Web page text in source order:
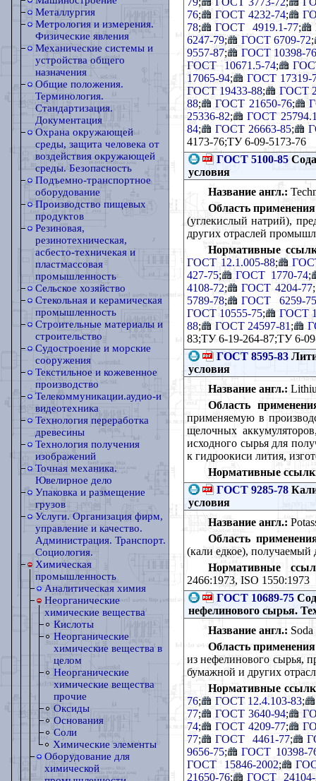
Металлургия
Метрология и измерения.
Физические явления
Механические системы и
устройства общего
назначения
Общие положения.
Терминология.
Стандартизация.
Документация
Охрана окружающей
среды, защита человека от
воздействия окружающей
среды. Безопасность
Подъемно-транспортное
оборудование
Производство пищевых
продуктов
Резиновая,
резинотехническая,
асбесто-техничекая и
пластмассовая
промышленность
Сельское хозяйство
Стекольная и керамическая
промышленность
Строительные материалы и
строительство
Судостроение и морские
сооружения
Текстильное и кожевенное
производство
Телекоммуникации.аудио-и
видеотехника
Технология переработка
древесины
Технология получения
изображений
Точная механика.
Ювелирное дело
Упаковка и размещение
грузов
Услуги. Организация фирм,
управление и качество.
Администрация. Транспорт.
Социология.
Химическая
промышленность
Аналитическая химия
Неорганические
химические вещества
Кислоты
Неорганические
химические вещества в
целом
Неорганические
химические вещества
прочие
Оксиды
Основания
Соли
Химические элементы
Оборудование для
химической
76; ГОСТ 4232-74;
78; ГОСТ 4919.1-77;
6247-79; ГОСТ 6709-72;
9557-87;
ГОСТ 10398-
ГОСТ 10671.5-74;
17065-94;
ГОСТ 17319-
ГОСТ 19433-88;
ГОСТ
88; ГОСТ 21650-76;
25336-82;
ГОСТ
84; ГОСТ 26663-85;
4173-76;ТУ 6-09-5173-76
ГОСТ 5100-85
условия
Название англ.:
Область
(углекислый натрий),
других отраслей
Нормативные
ГОСТ 12.1.005-88;
427-75; ГОСТ 1770-74;
4108-72; ГОСТ 4204-77;
5789-78;
ГОСТ 6259-75
ГОСТ 10555-75;
ГОСТ
88; ГОСТ 24597-81 ;
83;ТУ 6-19-264-87;ТУ 6-
ГОСТ 8595-83
условия
Название англ.:
Область
применяемую в
щелочных
исходного сырья для
к гидроокиси лития,
Нормативные
ГОСТ 9285-78
условия
Название англ.:
Область
(кали едкое), получаемый
Нормативные
2466:1973, ISO 1550:1973
ГОСТ 10689-75
нефелинового сырья.
Название англ.:
Область
из нефелинового сырья,
бумажной и других
Нормативные
76; ГОСТ 12.4.103-83;
77; ГОСТ 3640-94;
74; ГОСТ 4209-77;
77; ГОСТ 4461-77;
9656-75;
ГОСТ 10398-
ГОСТ 15846-2002;
21650-76;
ГОСТ 24104-